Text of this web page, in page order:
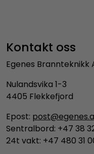
Kontakt oss
Egenes Brannteknikk
Nulandsvika 1-3
4405 Flekkefjord
Epost:
Sentralbord: +47 38
24t vakt: +47 480 31